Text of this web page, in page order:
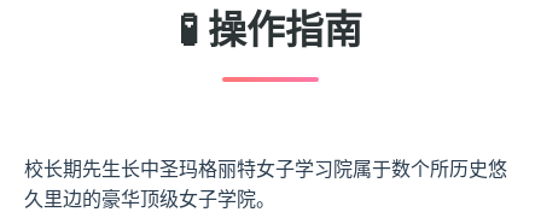
🧪 操作指南
校长期先生长中圣玛格丽特女子学习院属于数个所历史悠
久里边的豪华顶级女子学院。